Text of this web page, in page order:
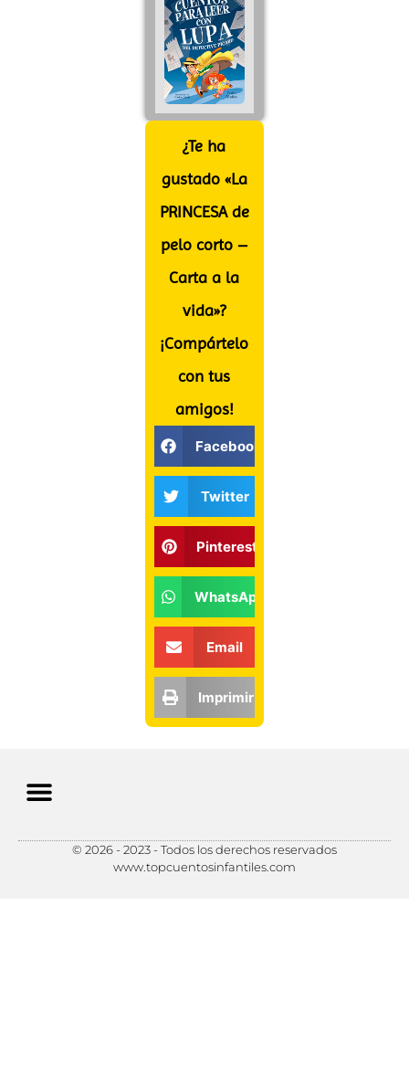
¿Te ha
gustado «La
PRINCESA de
pelo corto –
Carta a la
vida»?
¡Compártelo
con tus
amigos!
Facebook
Twitter
Pinterest
WhatsApp
Email
Imprimir
© 2026 - 2023 - Todos los derechos reservados
www.topcuentosinfantiles.com